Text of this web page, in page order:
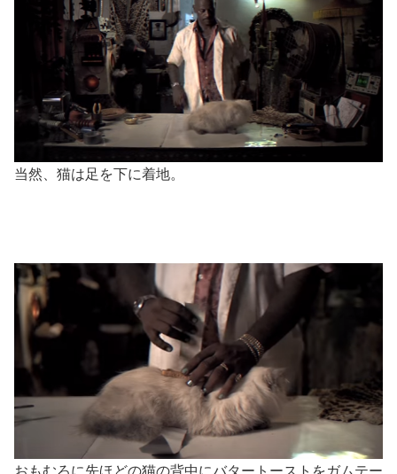
当然、猫は足を下に着地。
おもむろに先ほどの猫の背中にバタートーストをガムテー